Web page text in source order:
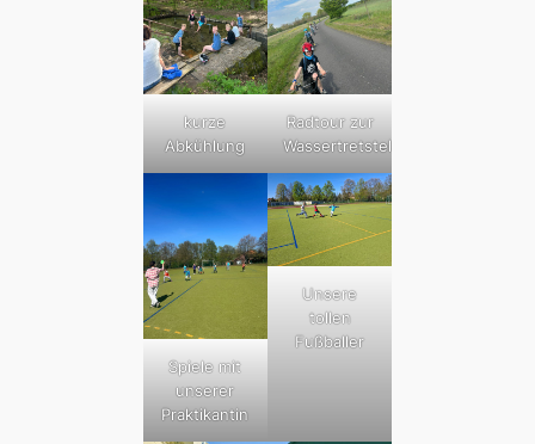
kurze
Abkühlung
Radtour zur
Wassertretstelle
Spiele mit
unserer
Praktikantin
Unsere
tollen
Fußballer